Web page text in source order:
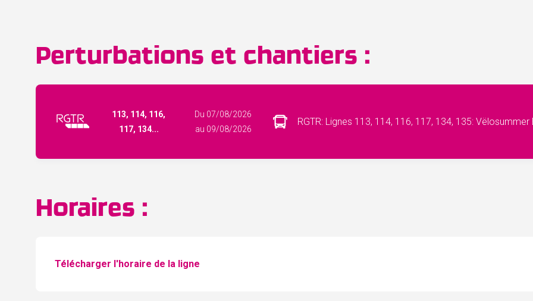
Perturbations et chantiers :
113, 114, 116,
117, 134...
Du 07/08/2026
au 09/08/2026
RGTR: Lignes 113, 114, 116, 117, 134, 135: Vëlosummer
Horaires :
Télécharger l'horaire de la ligne